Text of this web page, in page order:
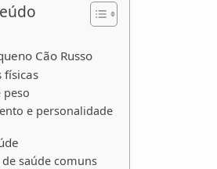
Cão Russo
físicas
peso
e personalidade
saúde comuns